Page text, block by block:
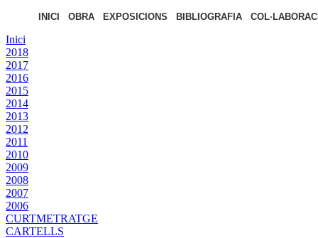
INICI OBRA EXPOSICIONS BIBLIOGRAFIA
Inici
2018
2017
2016
2015
2014
2013
2012
2011
2010
2009
2008
2007
2006
CURTMETRATGE
CARTELLS